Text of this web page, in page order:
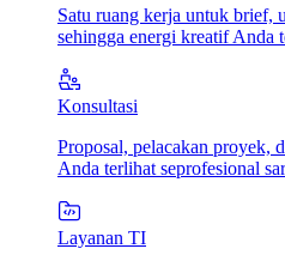
Satu ruang kerja untuk brief,
sehingga energi kreatif Anda
Konsultasi
Proposal, pelacakan proyek,
Anda terlihat seprofesional
Layanan TI